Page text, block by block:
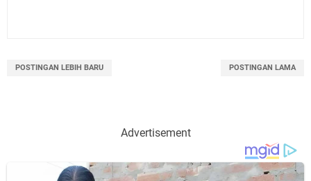
POSTINGAN LEBIH BARU POSTINGAN LAMA
Advertisement